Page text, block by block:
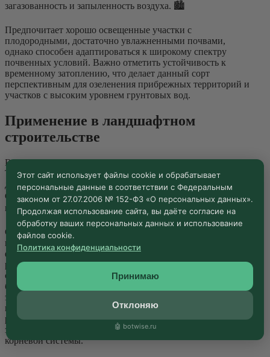
загазованность и запыленность воздуха. 🏙️
Предпочитает хорошо освещенные участки с
плодородными, достаточно увлажненными почвами,
однако способен адаптироваться к широкому спектру
почвенных условий. Важно отметить устойчивость к
временному затоплению, что делает данный сорт
перспективным для озеленения прибрежных территорий и
участков с высоким уровнем грунтовых вод.
Применение в ландшафтном
строительстве
В контексте крупномасштабных проектов благоустройства
Тополь белый «Nivea» может эффективно использоваться
для создания аллейных посадок, ветрозащитных полос,
формирования акцентных групп и солитерных
композиций. 🏗️
Серебристая окраска листвы создает выразительный
контраст с темно-зелеными насаждениями, что позволяет
формировать визуально привлекательные ландшафтные
решения. Для девелоперских проектов особенно ценна
способность крупномерных экземпляров данного сорта
быстро формировать объемные зеленые массивы, создавая
эффект «готового» ландшафта в кратчайшие сроки. При
проектировании жилых комплексов рекомендуется
размещать тополя на расстоянии не менее 15-20 метров от
зданий во избежание проблем, связанных с разрастанием
корневой системы.
Этот сайт использует файлы cookie и обрабатывает
персональные данные в соответствии с Федеральным
законом от 27.07.2006 № 152-ФЗ «О персональных данных».
Продолжая использование сайта, вы даёте согласие на
обработку ваших персональных данных и использование
файлов cookie.
Политика конфиденциальности
Принимаю
Отклоняю
🤖 botwise.ru